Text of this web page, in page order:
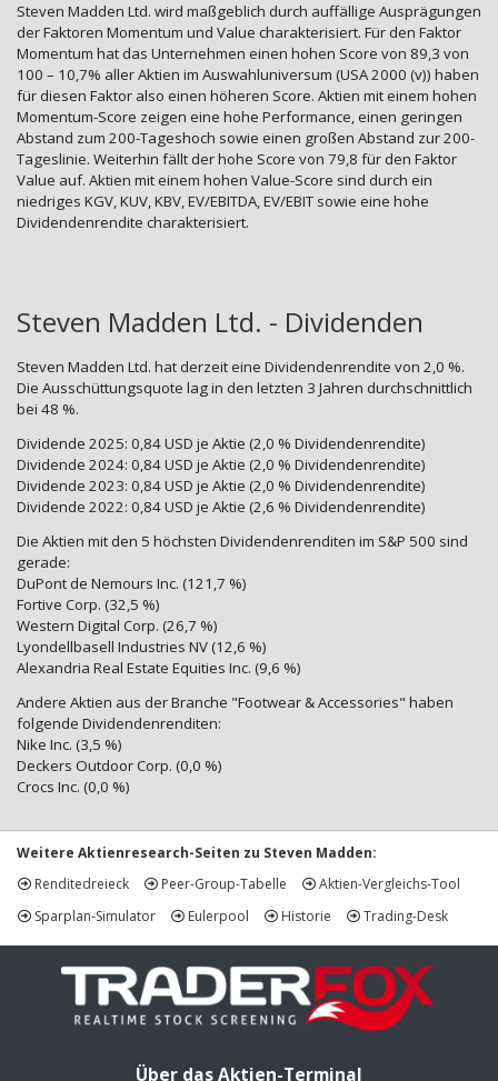
Steven Madden Ltd. wird maßgeblich durch auffällige Ausprägungen
der Faktoren Momentum und Value charakterisiert. Für den Faktor
Momentum hat das Unternehmen einen hohen Score von 89,3 von
100 – 10,7% aller Aktien im Auswahluniversum (USA 2000 (v)) haben
für diesen Faktor also einen höheren Score. Aktien mit einem hohen
Momentum-Score zeigen eine hohe Performance, einen geringen
Abstand zum 200-Tageshoch sowie einen großen Abstand zur 200-
Tageslinie. Weiterhin fällt der hohe Score von 79,8 für den Faktor
Value auf. Aktien mit einem hohen Value-Score sind durch ein
niedriges KGV, KUV, KBV, EV/EBITDA, EV/EBIT sowie eine hohe
Dividendenrendite charakterisiert.
Steven Madden Ltd. - Dividenden
Steven Madden Ltd. hat derzeit eine Dividendenrendite von 2,0 %.
Die Ausschüttungsquote lag in den letzten 3 Jahren durchschnittlich
bei 48 %.
Dividende 2025: 0,84 USD je Aktie (2,0 % Dividendenrendite)
Dividende 2024: 0,84 USD je Aktie (2,0 % Dividendenrendite)
Dividende 2023: 0,84 USD je Aktie (2,0 % Dividendenrendite)
Dividende 2022: 0,84 USD je Aktie (2,6 % Dividendenrendite)
Die Aktien mit den 5 höchsten Dividendenrenditen im S&P 500 sind
gerade:
DuPont de Nemours Inc. (121,7 %)
Fortive Corp. (32,5 %)
Western Digital Corp. (26,7 %)
Lyondellbasell Industries NV (12,6 %)
Alexandria Real Estate Equities Inc. (9,6 %)
Andere Aktien aus der Branche "Footwear & Accessories" haben
folgende Dividendenrenditen:
Nike Inc. (3,5 %)
Deckers Outdoor Corp. (0,0 %)
Crocs Inc. (0,0 %)
Weitere Aktienresearch-Seiten zu Steven Madden:
Renditedreieck
Peer-Group-Tabelle
Aktien-Vergleichs-Tool
Sparplan-Simulator
Eulerpool Historie Trading-Desk
Über das Aktien-Terminal